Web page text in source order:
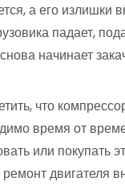
а его излишки
падает,
начинает
что
время от
или покупать
двигателя